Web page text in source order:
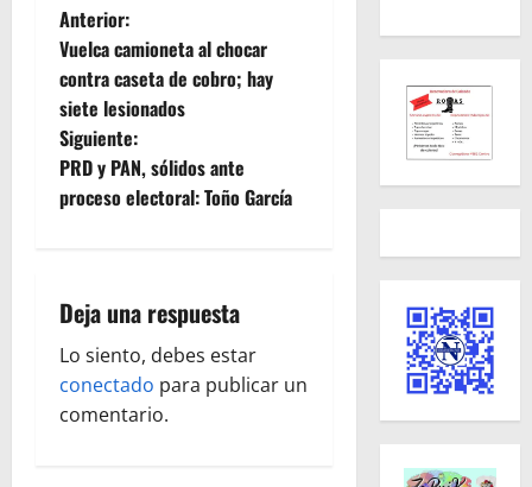
N
a
v
e
c
i
ó
Anterior:
Vuelca camioneta al chocar
contra caseta de cobro; hay
siete lesionados
Siguiente:
PRD y PAN, sólidos ante
proceso electoral: Toño García
Deja una respuesta
Lo siento, debes estar
conectado para publicar un
comentario.